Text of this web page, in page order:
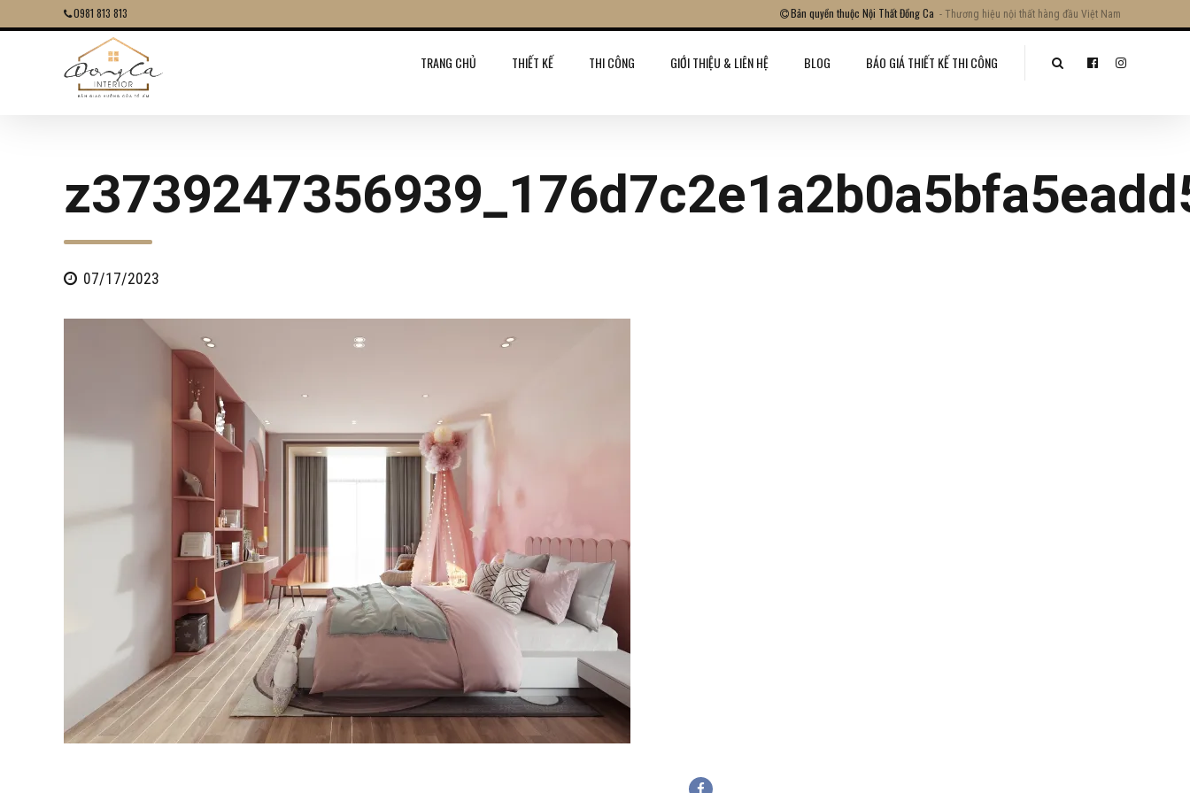
0981 813 813 Bản quyền thuộc Nội Thất Đồng Ca - Thương hiệu nội thất hàng đầu Việt Nam
TRANG CHỦ THIẾT KẾ THI CÔNG GIỚI THIỆU & LIÊN HỆ BLOG BÁO GIÁ THIẾT KẾ THI CÔNG
07/17/2023